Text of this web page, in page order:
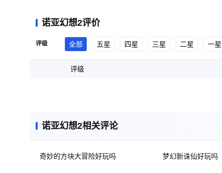
诺亚幻想2评价
评级 全部 五星 四星 三星 二星 一星
评级
诺亚幻想2相关评论
奇妙的方块大冒险好玩吗 梦幻新诛仙好玩吗